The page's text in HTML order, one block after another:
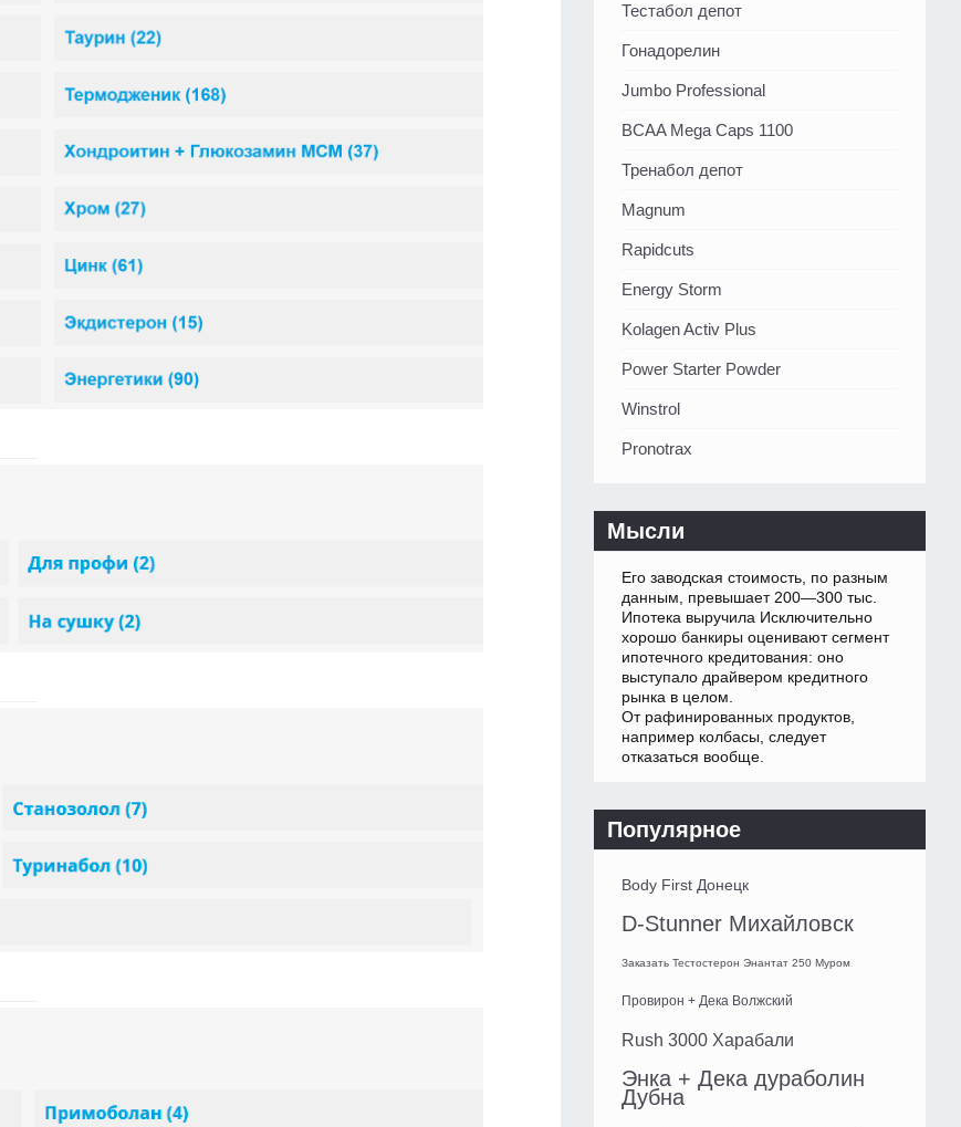
Тестабол депот
Гонадорелин
Jumbo Professional
BCAA Mega Caps 1100
Тренабол депот
Magnum
Rapidcuts
Energy Storm
Kolagen Activ Plus
Power Starter Powder
Winstrol
Pronotrax
Мысли
Его заводская стоимость, по разным
данным, превышает 200—300 тыс.
Ипотека выручила Исключительно
хорошо банкиры оценивают сегмент
ипотечного кредитования: оно
выступало драйвером кредитного
рынка в целом.
От рафинированных продуктов,
например колбасы, следует
отказаться вообще.
Популярное
Body First Донецк
D-Stunner Михайловск
Заказать Тестостерон Энантат 250 Муром
Провирон + Дека Волжский
Rush 3000 Харабали
Энка + Дека дураболин
Дубна